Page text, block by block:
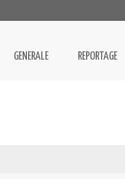
GENERALE REPORTAGE